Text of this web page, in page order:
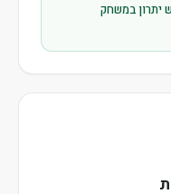
יתרון במשחק